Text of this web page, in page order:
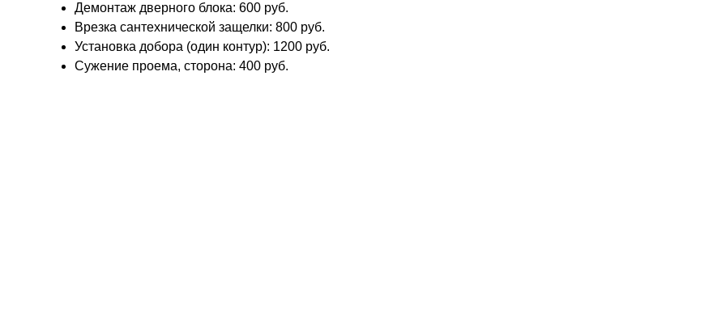
Демонтаж дверного блока: 600 руб.
Врезка сантехнической защелки: 800 руб.
Установка добора (один контур): 1200 руб.
Сужение проема, сторона: 400 руб.